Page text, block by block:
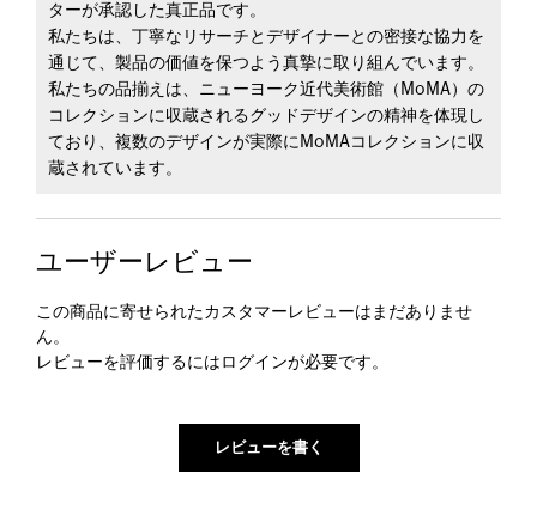
ターが承認した真正品です。
私たちは、丁寧なリサーチとデザイナーとの密接な協力を
通じて、製品の価値を保つよう真摯に取り組んでいます。
私たちの品揃えは、ニューヨーク近代美術館（MoMA）の
コレクションに収蔵されるグッドデザインの精神を体現し
ており、複数のデザインが実際にMoMAコレクションに収
蔵されています。
ユーザーレビュー
この商品に寄せられたカスタマーレビューはまだありませ
ん。
レビューを評価するには ログインが必要です。